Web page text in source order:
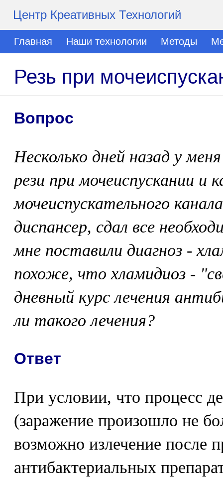
Центр Креативных Технологий
Главная Наши технологии Методы
Резь при
Вопрос
Несколько дней назад у
рези при мочеиспускании и
мочеиспускательного
диспансер, сдал все
мне поставили диагноз -
похоже, что хламидиоз -
дневный курс лечения
ли такого лечения?
Ответ
При условии, что процесс
(заражение произошло не
возможно излечение после
антибактериальных